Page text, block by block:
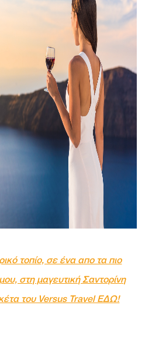
τοπίο, σε ένα απο τα πιο
στη μαγευτική Σαντορίνη
του Versus Travel ΕΔΩ!